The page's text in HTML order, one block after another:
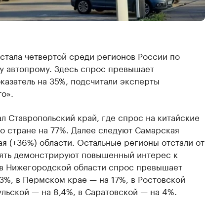
четвертой среди регионов России по
автопрому. Здесь спрос превышает
на 35%, подсчитали эксперты
Ставропольский край, где спрос на китайские
стране на 77%. Далее следуют Самарская
(+36%) области. Остальные регионы отстали от
демонстрируют повышенный интерес к
Нижегородской области спрос превышает
в Пермском крае — на 17%, в Ростовской
— на 8,4%, в Саратовской — на 4%.